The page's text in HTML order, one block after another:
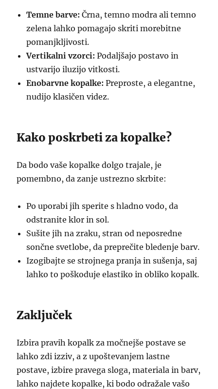
Temne barve: Črna, temno modra ali temno
zelena lahko pomagajo skriti morebitne
pomanjkljivosti.
Vertikalni vzorci: Podaljšajo postavo in
ustvarijo iluzijo vitkosti.
Enobarvne kopalke: Preproste, a elegantne,
nudijo klasičen videz.
Kako poskrbeti za kopalke?
Da bodo vaše kopalke dolgo trajale, je
pomembno, da zanje ustrezno skrbite:
Po uporabi jih sperite s hladno vodo, da
odstranite klor in sol.
Sušite jih na zraku, stran od neposredne
sončne svetlobe, da preprečite bledenje barv.
Izogibajte se strojnega pranja in sušenja, saj
lahko to poškoduje elastiko in obliko kopalk.
Zaključek
Izbira pravih kopalk za močnejše postave se
lahko zdi izziv, a z upoštevanjem lastne
postave, izbire pravega sloga, materiala in barv,
lahko najdete kopalke, ki bodo odražale vašo